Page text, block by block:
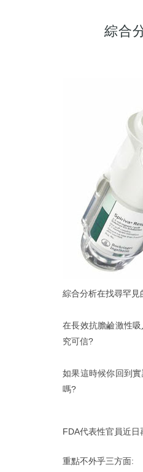
綜合
綜合分析在找尋罕見
在長效抗膽鹼激性
究可信?
如果這時候你回到
嗎?
FDA代表性官員近
重點不外乎三方面: